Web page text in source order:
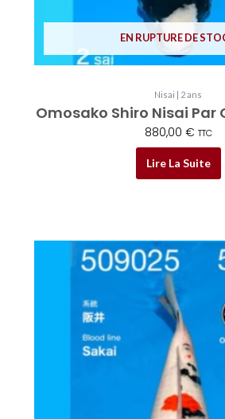
EN RUPTURE DE
Nisai | 2 ans
Omosako Shiro Nisai Par
880,00 € TTC
Lire La Suite